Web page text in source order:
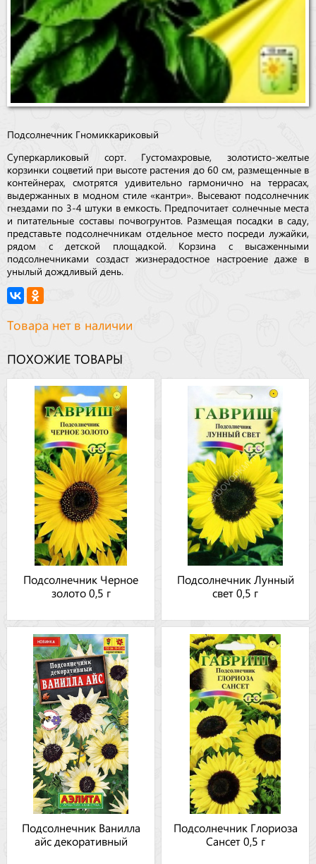
Подсолнечник Гномиккариковый
Суперкарликовый сорт. Густомахровые, золотисто-желтые
корзинки соцветий при высоте растения до 60 см, размещенные в
контейнерах, смотрятся удивительно гармонично на террасах,
выдержанных в модном стиле «кантри». Высевают подсолнечник
гнездами по 3-4 штуки в емкость. Предпочитает солнечные места
и питательные составы почвогрунтов. Размещая посадки в саду,
представьте подсолнечникам отдельное место посреди лужайки,
рядом с детской площадкой. Корзина с высаженными
подсолнечниками создаст жизнерадостное настроение даже в
унылый дождливый день.
Товара нет в наличии
ПОХОЖИЕ ТОВАРЫ
Подсолнечник Черное
золото 0,5 г
Подсолнечник Лунный
свет 0,5 г
Подсолнечник Ванилла
айс декоративный
Подсолнечник Глориоза
Сансет 0,5 г